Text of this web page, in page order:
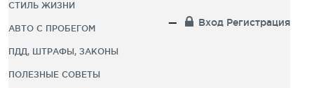
СТИЛЬ ЖИЗНИ
АВТО С ПРОБЕГОМ
ПДД, ШТРАФЫ, ЗАКОНЫ
ПОЛЕЗНЫЕ СОВЕТЫ
Вход Регистрация